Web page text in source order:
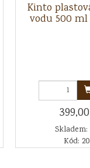
Kinto
vodu 500
Skladem:
Kód: